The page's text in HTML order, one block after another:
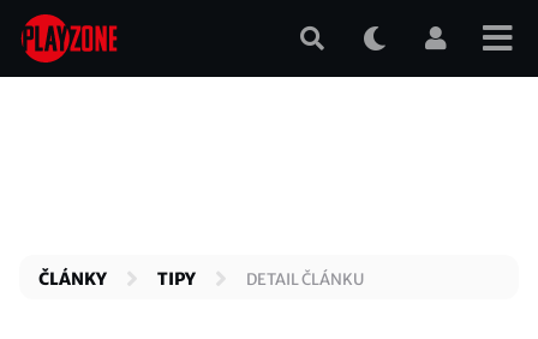
Přejít
hlavnímu
ČLÁNKY TIPY DETAIL ČLÁNKU